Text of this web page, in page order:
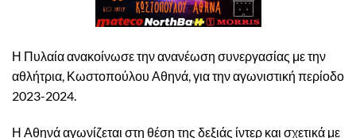
Η Πυλαία ανακοίνωσε την ανανέωση συνεργασίας με την
αθλήτρια, Κωστοπούλου Αθηνά, για την αγωνιστική περίοδο
2023-2024.
Η Αθηνά αγωνίζεται στη θέση της δεξιάς ίντερ και σχετικά με